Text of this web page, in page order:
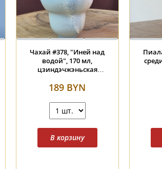
Пиала #2426, "Ласточка в
янтарном саду", 100 мл.,
цзиндэчжэньская
206 BYN